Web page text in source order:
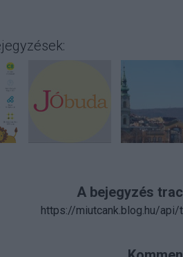
A bejegyzés
https://miutcank.blog.hu/